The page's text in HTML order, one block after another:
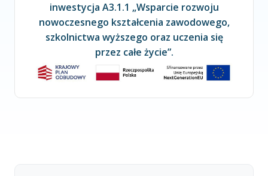
inwestycja A3.1.1 „Wsparcie rozwoju
nowoczesnego kształcenia zawodowego,
szkolnictwa wyższego oraz uczenia się
przez całe życie”.